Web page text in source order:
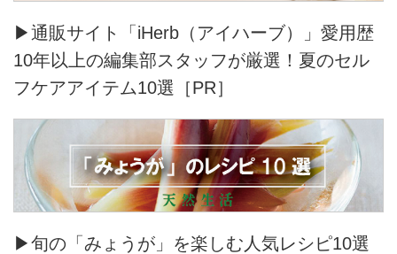
▶通販サイト「iHerb（アイハーブ）」愛用歴
10年以上の編集部スタッフが厳選！夏のセル
フケアアイテム10選［PR］
▶旬の「みょうが」を楽しむ人気レシピ10選